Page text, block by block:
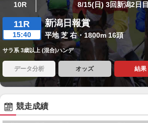
10R 8/15(日) 3回新潟2日目
11R
15:40
新潟日報賞
平地 芝 右・1800m 16頭
サラ系 3歳以上 (混合)ハンデ
データ分析 オッズ 結果
競走成績